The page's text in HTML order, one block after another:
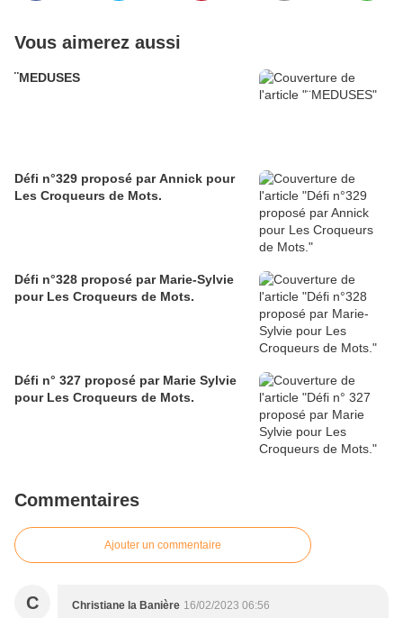
Vous aimerez aussi
¨MEDUSES
Défi n°329 proposé par Annick pour
Les Croqueurs de Mots.
Défi n°328 proposé par Marie-Sylvie
pour Les Croqueurs de Mots.
Défi n° 327 proposé par Marie Sylvie
pour Les Croqueurs de Mots.
Commentaires
Ajouter un commentaire
C Christiane la Banière 16/02/2023 06:56